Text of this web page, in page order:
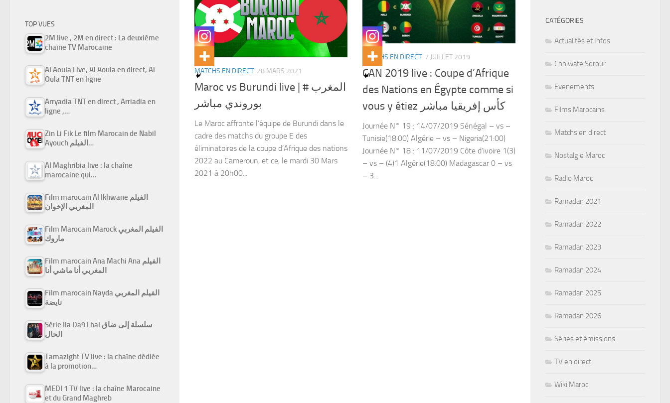
MATCHS EN DIRECT 28 MARS 2021
Maroc vs Burundi live | المغرب #
بوروندي مباشر
Le Maroc affronte l’équipe de Burundi dans le
cadre des matchs du groupe E des
éliminatoires de la coupe d’Afrique des nations
2022 au Cameroun, et ce, le mardi 30 Mars
2021 à 20h00...
MATCHS EN DIRECT 7 JUILLET 2019
CAN 2019 live : Coupe d’Afrique
des Nations en Égypte comme si
vous y étiez كأس إفريقيا مباشر
Journée N° 19 : 14/07/2019 Sénégal – vs –
Tunisie(18:00) Algérie – vs – Nigeria(21:00)
Journée N° 18 : 11/07/2019 Côte d’ivoire 1(3)
– vs – (4)1 Algérie(18:00) Madagascar 0 – vs
– 3...
TOP VUES
2M live , 2M en direct : La deuxième
chaine TV Marocaine
Al Aoula Live, Al Aoula en direct, Al
Oula TNT en ligne
Arryadia TNT en direct , Arriadia en
ligne ,…
Zin Li Fik Le film Marocain de Nabil
Ayouch الفيلم…
Al Maghribia live : la chaîne
marocaine qui…
Film marocain Al Ikhwane الفيلم
المغربي الإخوان
Film Marocain Marock الفيلم المغربي
ماروك
Film marocain Ana Machi Ana الفيلم
المغربي أنا ماشي أنا
Film marocain Nayda الفيلم المغربي
نايضة
Série Ila Da9 Lhal سلسلة إلى ضاق
الحال
Tamazight TV live : la chaîne dédiée
à la promotion…
MEDI 1 TV live : la chaîne Marocaine
et du Grand Maghreb
CATÉGORIES
Actualités et Infos
Chhiwate Sorour
Evenements
Films Marocains
Matchs en direct
Nostalgie Maroc
Radio Maroc
Ramadan 2021
Ramadan 2022
Ramadan 2023
Ramadan 2024
Ramadan 2025
Ramadan 2026
Séries et émissions
TV en direct
Wiki Maroc